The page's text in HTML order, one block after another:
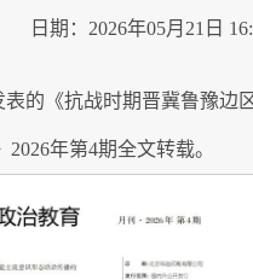
日期：2026年05月21日
的《抗战时期晋冀鲁豫
年第4期全文转载。